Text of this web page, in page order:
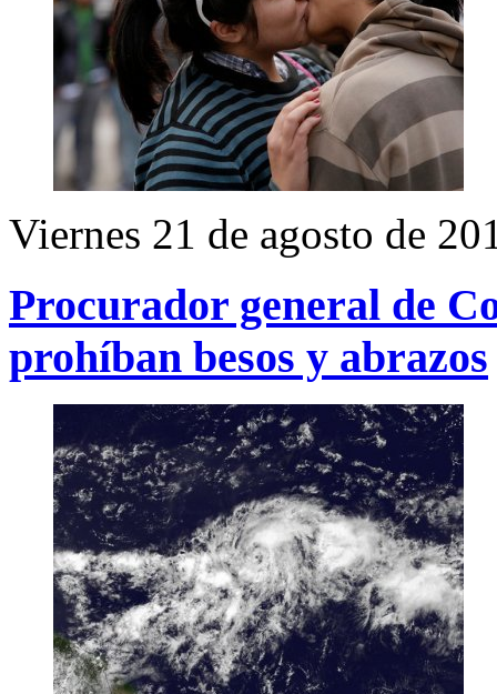
Viernes 21 de agosto de
Procurador general de
prohíban besos y abrazos